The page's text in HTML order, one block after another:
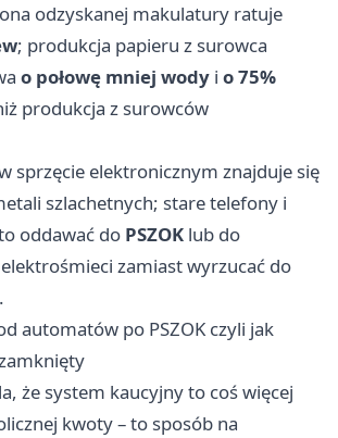
odzyskanej makulatury ratuje
; produkcja papieru z surowca
o połowę mniej wody i o 75%
produkcja z surowców
sprzęcie elektronicznym znajduje się
szlachetnych; stare telefony i
oddawać do PSZOK lub do
zamiast wyrzucać do
automatów po PSZOK czyli jak
że system kaucyjny to coś więcej
kwoty – to sposób na